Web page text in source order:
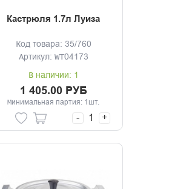
Кастрюля 1.7л Луиза
Код товара: 35/760
Артикул: WT04173
В наличии: 1
1 405.00 РУБ
Минимальная партия: 1шт.
- +